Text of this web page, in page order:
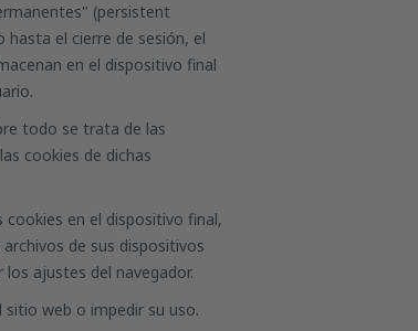
(persistent
hasta el cierre de sesión, el
en el dispositivo final
todo se trata de las
cookies de dichas
en el dispositivo final,
de sus dispositivos
ajustes del navegador.
sitio web o impedir su uso.